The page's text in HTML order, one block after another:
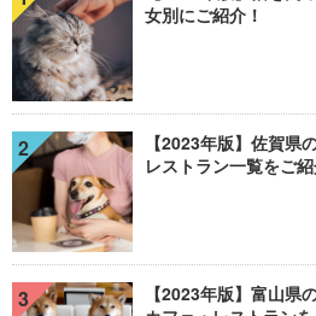
女別にご紹介！
2
【2023年版】佐賀県
レストラン一覧をご紹
3
【2023年版】富山県